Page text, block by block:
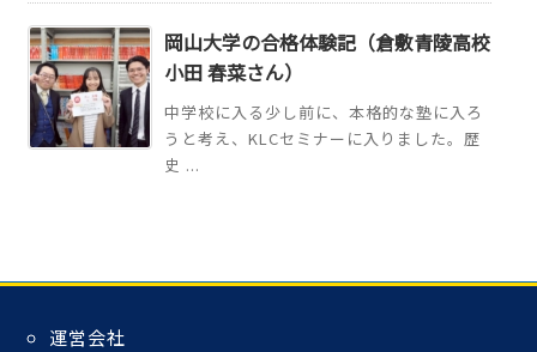
岡山大学の合格体験記（倉敷青陵高校
小田 春菜さん）
中学校に入る少し前に、本格的な塾に入ろ
うと考え、KLCセミナーに入りました。歴
史 ...
運営会社